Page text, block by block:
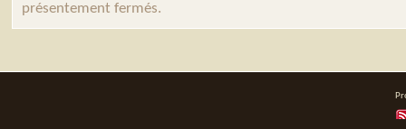
présentement fermés.